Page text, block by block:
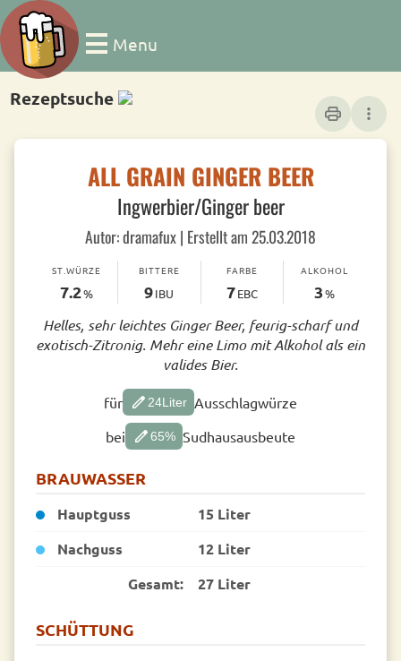
Menu
Rezeptsuche
print more_vert
ALL GRAIN GINGER BEER
Ingwerbier/Ginger beer
Autor: dramafux | Erstellt am 25.03.2018
ST.WÜRZE
7.2%
BITTERE
9IBU
FARBE
7EBC
ALKOHOL
3%
Helles, sehr leichtes Ginger Beer, feurig-scharf und
exotisch-Zitronig. Mehr eine Limo mit Alkohol als ein
valides Bier.
für edit 24Liter Ausschlagwürze
bei edit65% Sudhausausbeute
BRAUWASSER
Hauptguss
15 Liter
Nachguss
12 Liter
Gesamt:
27 Liter
SCHÜTTUNG